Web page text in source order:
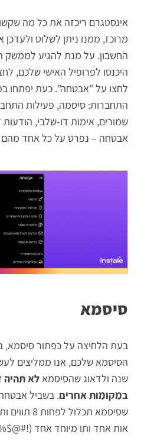
אינסטגרם ריכזה את כל מה
מרוכז, ממנו ניתן לשלוט
החשבון. על מנת להגיע לממשק
היכנסו לפרופיל האישי שלכם,
התחברות: סיסמה, פעילות
שמורים, אימות דו-שלבי,
אבטחה – נפרט על כל אחד מהם
סיסמא
בעת הלחיצה על כפתור סיסמא,
הסיסמא שלכם, אנו ממליצים
שנה ולדאוג שהסיסמאלא תהיה
במקומות אחרים. בשביל
שסיסמא
אות אחד ותו מיוחד אחד